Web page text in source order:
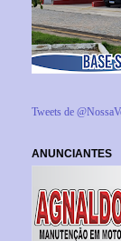
Tweets de
ANUNCIANTES